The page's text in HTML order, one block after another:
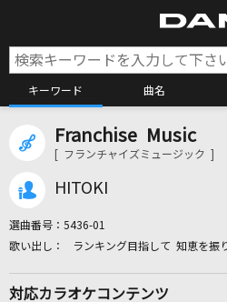
キーワード 曲名
カラオケ
Franchise Music
[ フランチャイズミュージック ]
HITOKI
選曲番号： 5436-01
ランキング目指して 知恵を振
対応カラオケコンテンツ